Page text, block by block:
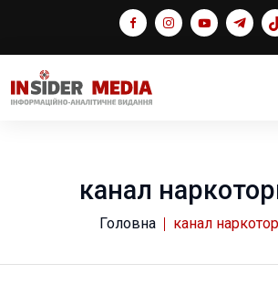
канал
Головна канал